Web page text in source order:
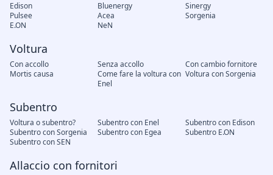
Edison Bluenergy
Sinergy
Pulsee
Acea
Sorgenia
E.ON
NeN
Voltura
Con accollo Senza accollo
Con cambio fornitore
Mortis causa
Come fare la voltura con
Enel
Voltura con Sorgenia
Subentro
Voltura o subentro? Subentro con Enel
Subentro con Edison
Subentro con Sorgenia
Subentro con Egea
Subentro E.ON
Subentro con SEN
Allaccio con fornitori